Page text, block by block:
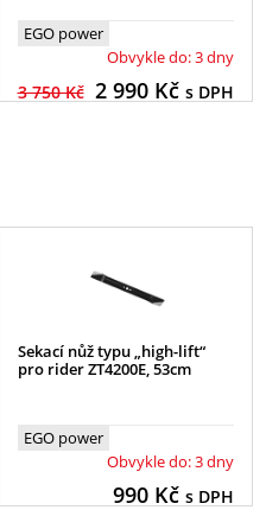
EGO power
Obvykle do: 3 dny
3 750 Kč 2 990Kč s DPH
Sekací nůž typu „high-lift“
pro rider ZT4200E, 53cm
EGO power
Obvykle do: 3 dny
990Kč s DPH